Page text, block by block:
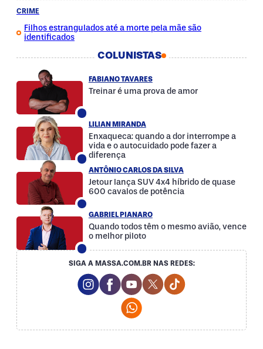
CRIME
Filhos estrangulados até a morte pela mãe são
identificados
COLUNISTAS
FABIANO TAVARES
Treinar é uma prova de amor
LILIAN MIRANDA
Enxaqueca: quando a dor interrompe a
vida e o autocuidado pode fazer a
diferença
ANTÔNIO CARLOS DA SILVA
Jetour lança SUV 4x4 híbrido de quase
600 cavalos de potência
GABRIEL PIANARO
Quando todos têm o mesmo avião, vence
o melhor piloto
SIGA A MASSA.COM.BR NAS REDES:
Instagram Social Media
Facebook Social Media
Youtube Social Media
Twitter Social Media
Tiktok Social